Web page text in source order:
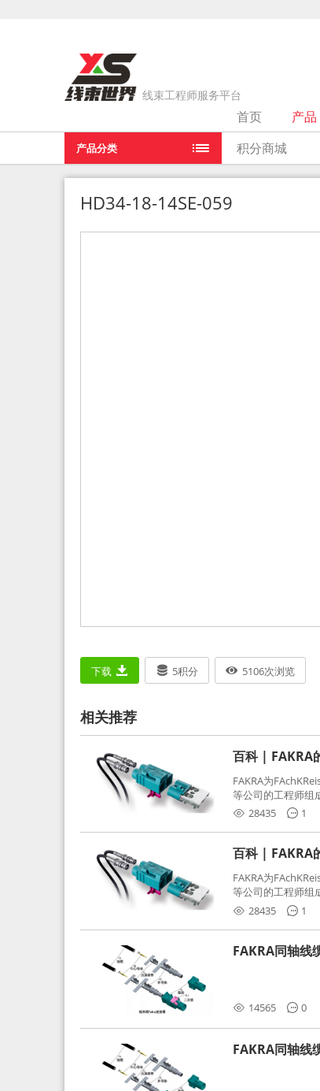
线束工程师服务平台
产品分类
首页 产品
积分商城
当前位置： HD34-18-14SE-059
HD34-18-14SE-059
下载 5积分 5106次浏览
相关推荐
百科 | FAKRA
FAKRA为
等公司的工程师组
缩写。起初为
频连接器，被业内
28435 1
百科 | FAKRA
FAKRA为
等公司的工程师组
缩写。起初为
频连接器，被业内
28435 1
FAKRA同轴线
14565 0
FAKRA同轴线